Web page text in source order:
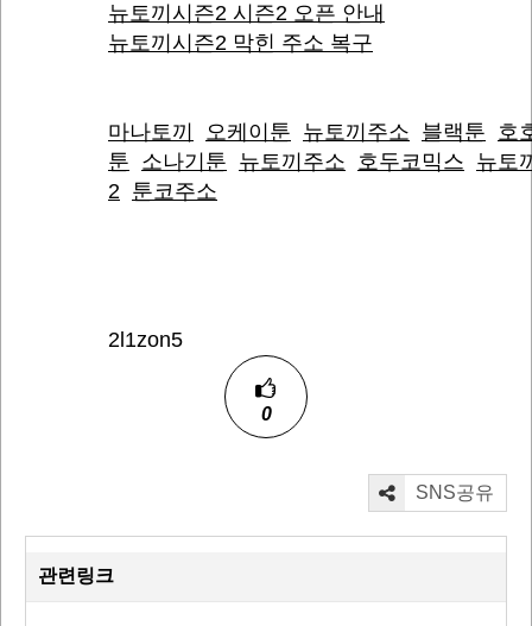
뉴토끼시즌2 시즌2 오픈 안내
뉴토끼시즌2 막힌 주소 복구
마나토끼 오케이툰 뉴토끼주소 블랙툰 호
툰 소나기툰 뉴토끼주소 호두코믹스 뉴토
2 툰코주소
2l1zon5
0
SNS공유
관련링크